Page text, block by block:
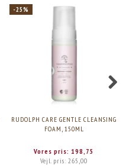
-25%
RUDOLPH CARE GENTLE CLEANSING
FOAM, 150ML
Vores pris: 198,75
Vejl. pris: 265,00